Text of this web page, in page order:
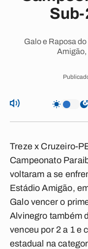
Sub-
Galo e Raposa
Amigão,
Treze x Cruzeiro-
Campeonato
voltaram a se
Estádio Amigão,
Galo vencer o
Alvinegro também
venceu por 2 a 1 e
estadual na